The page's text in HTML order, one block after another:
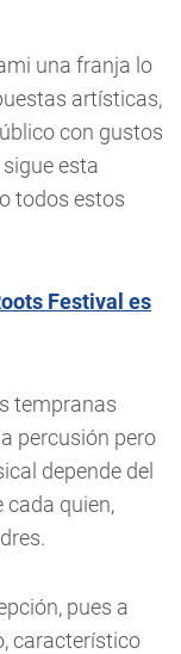
una franja lo
artísticas,
con gustos
esta
todos estos
Festival es
tempranas
percusión pero
depende del
cada quien,
pues a
característico